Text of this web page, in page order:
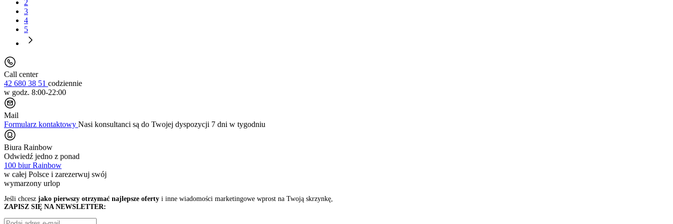
2
3
4
5
Call center
42 680 38 51 codziennie
w godz. 8:00-22:00
Mail
Formularz kontaktowy Nasi konsultanci są do Twojej dyspozycji 7 dni w tygodniu
Biura Rainbow
Odwiedź jedno z ponad
100 biur Rainbow
w całej Polsce i zarezerwuj swój
wymarzony urlop
Jeśli chcesz jako pierwszy otrzymać najlepsze oferty i inne wiadomości marketingowe wprost na Twoją skrzynkę,
ZAPISZ SIĘ NA NEWSLETTER: